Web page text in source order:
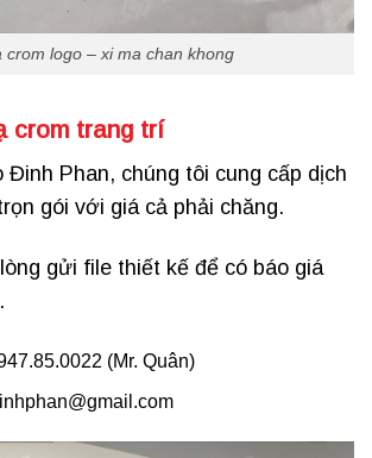
crom logo – xi ma chan khong
crom trang trí
Đinh Phan, chúng tôi cung cấp dịch
gói với giá cả phải chăng.
gửi file thiết kế để có báo giá
(Mr. Quân)